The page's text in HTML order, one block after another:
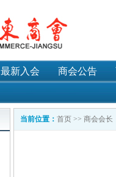
最新入会 商会公告
当前位置： 首页 >> 商会会长